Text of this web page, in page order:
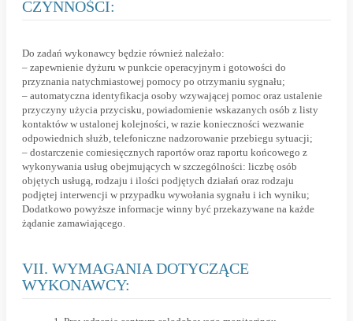
CZYNNOŚCI:
Do zadań wykonawcy będzie również należało:
– zapewnienie dyżuru w punkcie operacyjnym i gotowości do
przyznania natychmiastowej pomocy po otrzymaniu sygnału;
– automatyczna identyfikacja osoby wzywającej pomoc oraz ustalenie
przyczyny użycia przycisku, powiadomienie wskazanych osób z listy
kontaktów w ustalonej kolejności, w razie konieczności wezwanie
odpowiednich służb, telefoniczne nadzorowanie przebiegu sytuacji;
– dostarczenie comiesięcznych raportów oraz raportu końcowego z
wykonywania usług obejmujących w szczególności: liczbę osób
objętych usługą, rodzaju i ilości podjętych działań oraz rodzaju
podjętej interwencji w przypadku wywołania sygnału i ich wyniku;
Dodatkowo powyższe informacje winny być przekazywane na każde
żądanie zamawiającego.
VII. WYMAGANIA DOTYCZĄCE
WYKONAWCY: